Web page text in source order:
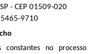
- CEP 01509-020
9710
no processo